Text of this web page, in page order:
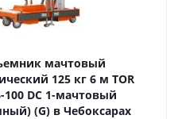
мачтовый
125 кг 6 м TOR
100 DC 1-мачтовый
(G) в Чебоксарах